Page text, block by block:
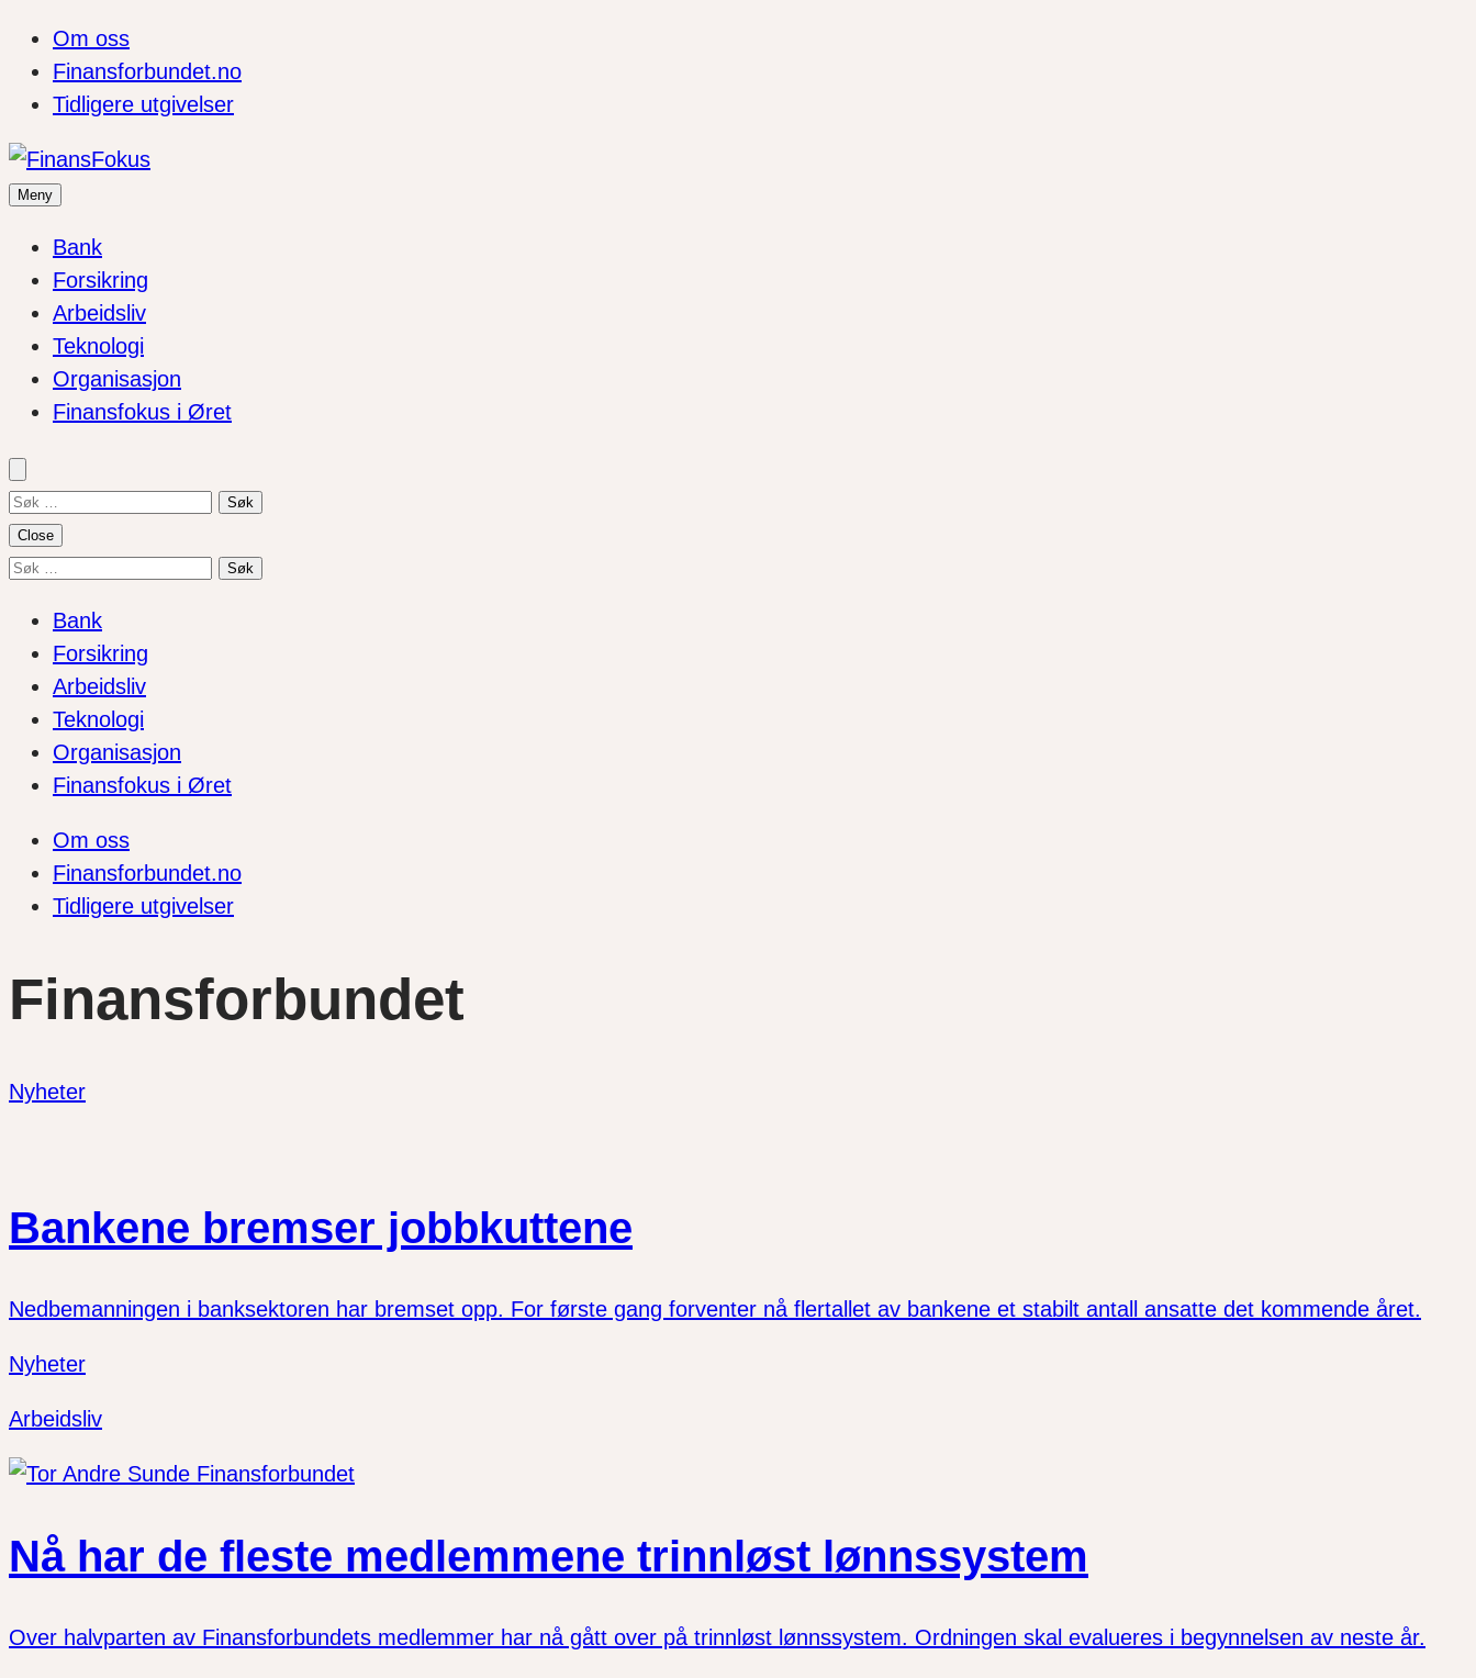
Om oss
Finansforbundet.no
Tidligere utgivelser
Meny
Bank
Forsikring
Arbeidsliv
Teknologi
Organisasjon
Finansfokus i Øret
Søk
etter:
Close
Søk
Bank
Forsikring
Arbeidsliv
Teknologi
Organisasjon
Finansfokus i Øret
Om oss
Finansforbundet.no
Tidligere utgivelser
Finansforbundet
Nyheter
Bankene bremser jobbkuttene
Nedbemanningen i banksektoren har bremset opp. For første gang forventer nå flertallet av bankene et stabilt antall ansatte det kommende året.
Nyheter
Arbeidsliv
Nå har de fleste medlemmene trinnløst lønnssystem
Over halvparten av Finansforbundets medlemmer har nå gått over på trinnløst lønnssystem. Ordningen skal evalueres i begynnelsen av neste år.